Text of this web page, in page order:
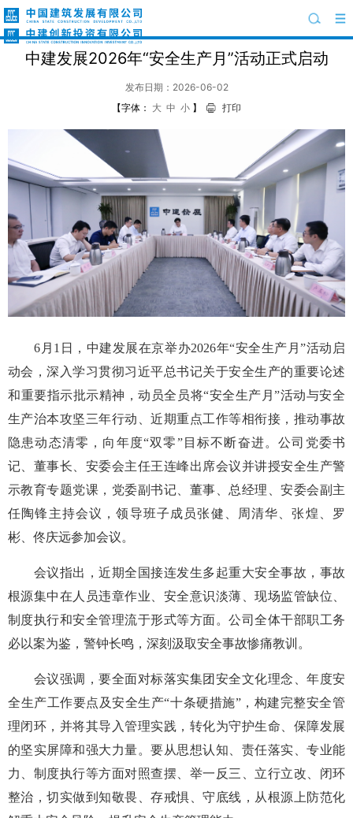
中建发展2026年“安全生产月”活动正式启动
发布日期：2026-06-02
【字体： 大 中 小 】 打印
6月1日，中建发展在京举办2026年“安全生产月”活动启
动会，深入学习贯彻习近平总书记关于安全生产的重要论述
和重要指示批示精神，动员全员将“安全生产月”活动与安全
生产治本攻坚三年行动、近期重点工作等相衔接，推动事故
隐患动态清零，向年度“双零”目标不断奋进。公司党委书
记、董事长、安委会主任王连峰出席会议并讲授安全生产警
示教育专题党课，党委副书记、董事、总经理、安委会副主
任陶锋主持会议，领导班子成员张健、周清华、张煌、罗
彬、佟庆远参加会议。
会议指出，近期全国接连发生多起重大安全事故，事故
根源集中在人员违章作业、安全意识淡薄、现场监管缺位、
制度执行和安全管理流于形式等方面。公司全体干部职工务
必以案为鉴，警钟长鸣，深刻汲取安全事故惨痛教训。
会议强调，要全面对标落实集团安全文化理念、年度安
全生产工作要点及安全生产“十条硬措施”，构建完整安全管
理闭环，并将其导入管理实践，转化为守护生命、保障发展
的坚实屏障和强大力量。要从思想认知、责任落实、专业能
力、制度执行等方面对照查摆、举一反三、立行立改、闭环
整治，切实做到知敬畏、存戒惧、守底线，从根源上防范化